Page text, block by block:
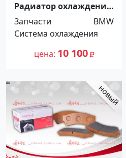
Радиатор охлаждения
BMW E32 Краснодар
Запчасти
BMW
Система охлаждения
цена 10 100